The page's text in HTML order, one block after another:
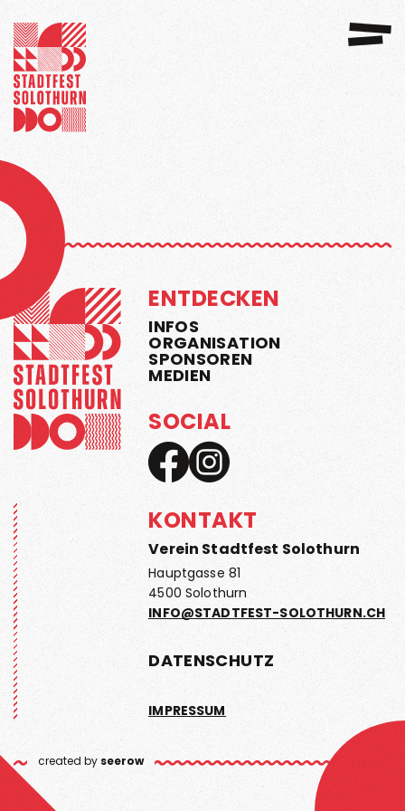
ENTDECKEN
INFOS
ORGANISATION
SPONSOREN
MEDIEN
SOCIAL
KONTAKT
Verein Stadtfest Solothurn
Hauptgasse 81
4500 Solothurn
INFO@STADTFEST-SOLOTHURN.CH
DATENSCHUTZ
IMPRESSUM
created by seerow